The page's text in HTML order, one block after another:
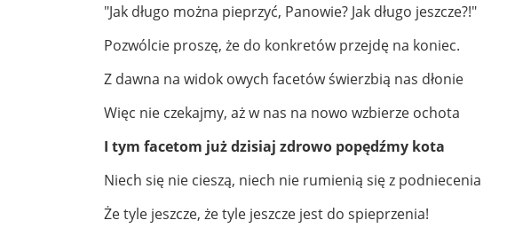
"Jak długo można pieprzyć, Panowie? Jak długo jeszcze?!"
Pozwólcie proszę, że do konkretów przejdę na koniec.
Z dawna na widok owych facetów świerzbią nas dłonie
Więc nie czekajmy, aż w nas na nowo wzbierze ochota
I tym facetom już dzisiaj zdrowo popędźmy kota
Niech się nie cieszą, niech nie rumienią się z podniecenia
Że tyle jeszcze, że tyle jeszcze jest do spieprzenia!